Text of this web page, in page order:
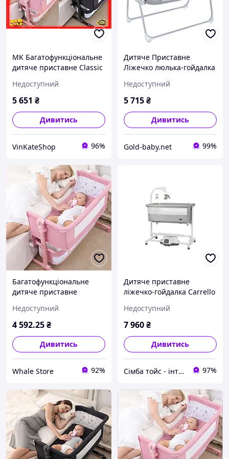
MK Багатофункціональне
дитяче приставне Classic
пеленалним столиком
PAP10\W
Недоступний
5 651 ₴
Дивитись
VinKateShop 96%
Дитяче Приставне
Ліжечко люлька-гойдалка
таймером та музикою
(8901)
Недоступний
5 715₴
Дивитись
Gold-baby.net 99%
Багатофункціональне
дитяче приставне
пеленалним столиком
Рожевий
Недоступний
4 592.25₴
Дивитись
Whale Store 92%
Дитяче приставне
ліжечко-гойдалка Carrello
Grey Сіре
Недоступний
7 960₴
Дивитись
Сімба тойс - інтернет магазин дитячих іграшок 97%